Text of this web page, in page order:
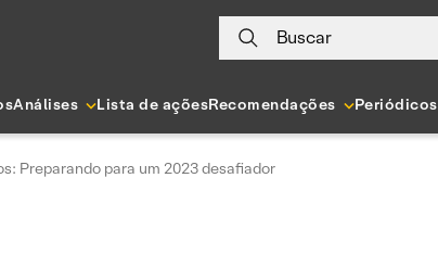
Buscar
Análises Lista de açõesRecomendações Periódicos
Preparando para um 2023 desafiador